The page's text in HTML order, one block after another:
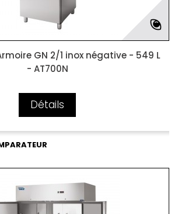
GN 2/1 inox négative - 549 L
- AT700N
Détails